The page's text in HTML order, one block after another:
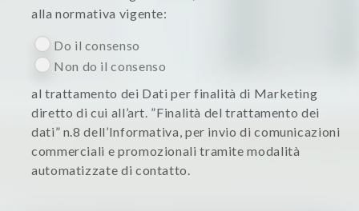
alla normativa vigente:
Do il consenso
Non do il consenso
al trattamento dei Dati per finalità di Marketing
diretto di cui all’art. ”Finalità del trattamento dei
dati” n.8 dell’Informativa, per invio di comunicazioni
commerciali e promozionali tramite modalità
automatizzate di contatto.